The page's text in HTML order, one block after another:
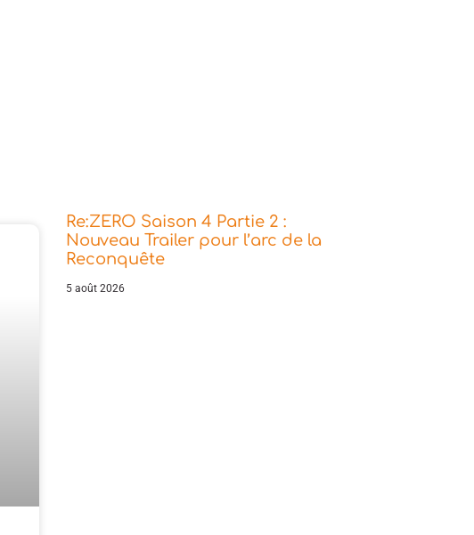
Re:ZERO Saison 4 Partie 2 :
Nouveau Trailer pour l’arc de la
Reconquête
5 août 2026